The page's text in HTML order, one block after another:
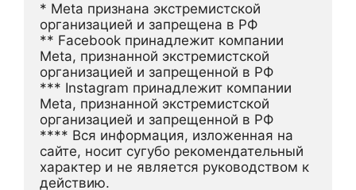
* Meta признана экстремистской
организацией и запрещена в РФ
** Facebook принадлежит компании
Meta, признанной экстремистской
организацией и запрещенной в РФ
*** Instagram принадлежит компании
Meta, признанной экстремистской
организацией и запрещенной в РФ
**** Вся информация, изложенная на
сайте, носит сугубо рекомендательный
характер и не является руководством к
действию.